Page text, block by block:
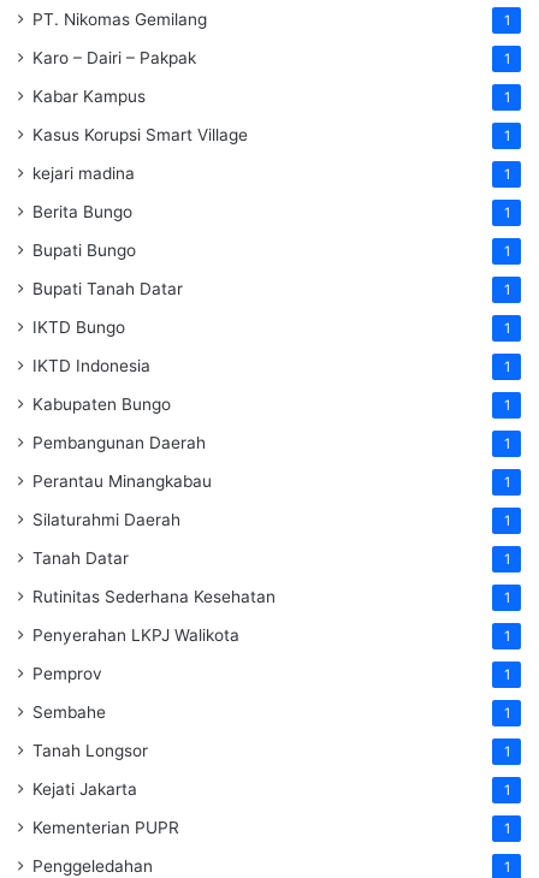
PT. Nikomas Gemilang 1
Karo – Dairi – Pakpak 1
Kabar Kampus 1
Kasus Korupsi Smart Village 1
kejari madina 1
Berita Bungo 1
Bupati Bungo 1
Bupati Tanah Datar 1
IKTD Bungo 1
IKTD Indonesia 1
Kabupaten Bungo 1
Pembangunan Daerah 1
Perantau Minangkabau 1
Silaturahmi Daerah 1
Tanah Datar 1
Rutinitas Sederhana Kesehatan 1
Penyerahan LKPJ Walikota 1
Pemprov 1
Sembahe 1
Tanah Longsor 1
Kejati Jakarta 1
Kementerian PUPR 1
Penggeledahan 1